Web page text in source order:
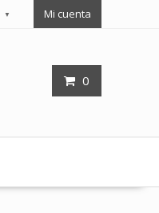
▼ Mi cuenta
0